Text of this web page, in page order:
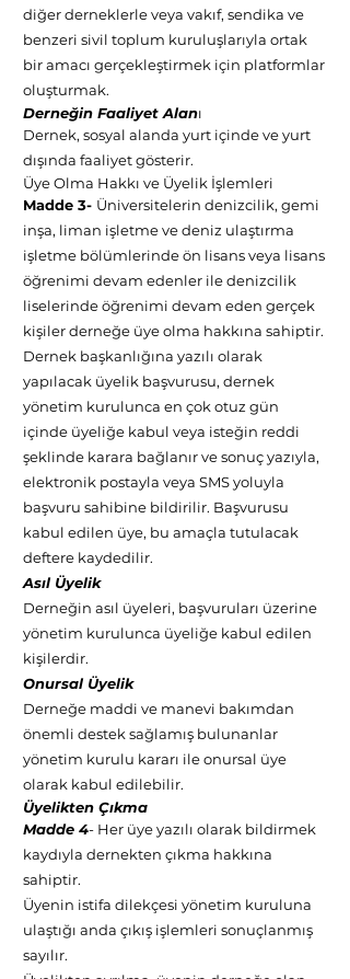
diğer derneklerle veya vakıf, sendika ve
benzeri sivil toplum kuruluşlarıyla ortak
bir amacı gerçekleştirmek için platformlar
oluşturmak.
Derneğin Faaliyet Alanı
Dernek, sosyal alanda yurt içinde ve yurt
dışında faaliyet gösterir.
Üye Olma Hakkı ve Üyelik İşlemleri
Madde 3- Üniversitelerin denizcilik, gemi
inşa, liman işletme ve deniz ulaştırma
işletme bölümlerinde ön lisans veya lisans
öğrenimi devam edenler ile denizcilik
liselerinde öğrenimi devam eden gerçek
kişiler derneğe üye olma hakkına sahiptir.
Dernek başkanlığına yazılı olarak
yapılacak üyelik başvurusu, dernek
yönetim kurulunca en çok otuz gün
içinde üyeliğe kabul veya isteğin reddi
şeklinde karara bağlanır ve sonuç yazıyla,
elektronik postayla veya SMS yoluyla
başvuru sahibine bildirilir. Başvurusu
kabul edilen üye, bu amaçla tutulacak
deftere kaydedilir.
Asıl Üyelik
Derneğin asıl üyeleri, başvuruları üzerine
yönetim kurulunca üyeliğe kabul edilen
kişilerdir.
Onursal Üyelik
Derneğe maddi ve manevi bakımdan
önemli destek sağlamış bulunanlar
yönetim kurulu kararı ile onursal üye
olarak kabul edilebilir.
Üyelikten Çıkma
Madde 4- Her üye yazılı olarak bildirmek
kaydıyla dernekten çıkma hakkına
sahiptir.
Üyenin istifa dilekçesi yönetim kuruluna
ulaştığı anda çıkış işlemleri sonuçlanmış
sayılır.